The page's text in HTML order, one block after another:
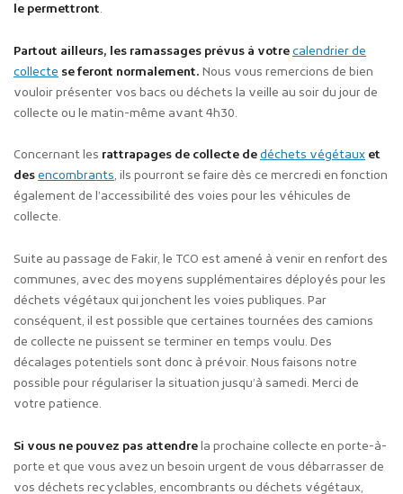
le permettront.
Partout ailleurs, les ramassages prévus à votrecalendrier de
collecte se feront normalement. Nous vous remercions de bien
vouloir présenter vos bacs ou déchets la veille au soir du jour de
collecte ou le matin-même avant 4h30.
Concernantles rattrapages de collecte dedéchets végétaux et
desencombrants, ils pourront se faire dès ce mercredi en fonction
également de l’accessibilité des voies pour les véhicules de
collecte.
Suite au passage de Fakir, le TCO est amené à venir en renfort des
communes, avec des moyens supplémentaires déployés pour les
déchets végétaux qui jonchent les voies publiques. Par
conséquent, il est possible que certaines tournées des camions
de collecte ne puissent se terminer en temps voulu. Des
décalages potentiels sont donc à prévoir. Nous faisons notre
possible pour régulariser la situation jusqu’à samedi. Merci de
votre patience.
Si vous ne pouvez pas attendrela prochaine collecte en porte-à-
porte et que vous avez un besoin urgent de vous débarrasser de
vos déchets recyclables, encombrants ou déchets végétaux,